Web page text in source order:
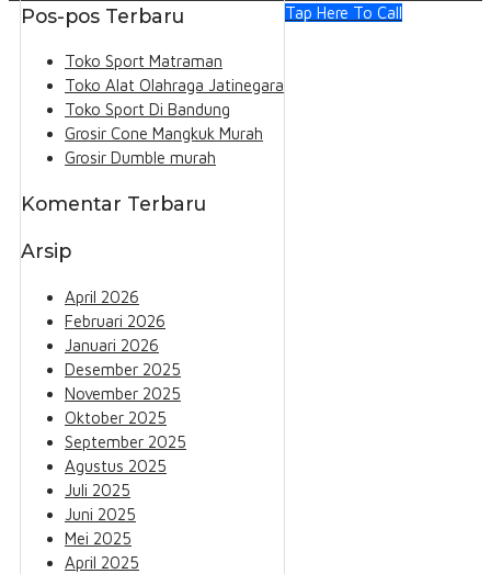
Pos-pos Terbaru
Toko Sport Matraman
Toko Alat Olahraga Jatinegara
Toko Sport Di Bandung
Grosir Cone Mangkuk Murah
Grosir Dumble murah
Komentar Terbaru
Arsip
April 2026
Februari 2026
Januari 2026
Desember 2025
November 2025
Oktober 2025
September 2025
Agustus 2025
Juli 2025
Juni 2025
Mei 2025
April 2025
Tap Here To Call